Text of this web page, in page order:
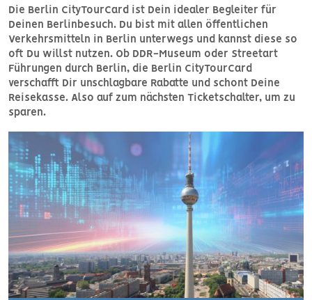
Die Berlin CityTourCard ist Dein idealer Begleiter für
Deinen Berlinbesuch. Du bist mit allen öffentlichen
Verkehrsmitteln in Berlin unterwegs und kannst diese so
oft Du willst nutzen. Ob DDR-Museum oder Streetart
Führungen durch Berlin, die Berlin CityTourCard
verschafft Dir unschlagbare Rabatte und schont Deine
Reisekasse. Also auf zum nächsten Ticketschalter, um zu
sparen.